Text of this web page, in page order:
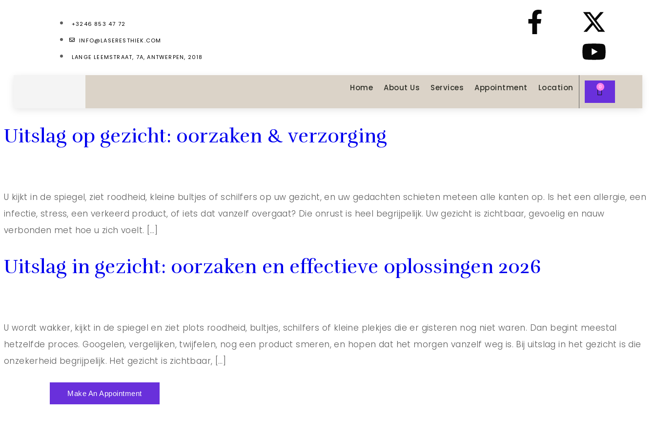
+3246 853 47 72
INFO@LASERESTHIEK.COM
LANGE LEEMSTRAAT, 7A, ANTWERPEN, 2018
Home About Us Services Appointment Location
Uitslag op gezicht: oorzaken & verzorging
U kijkt in de spiegel, ziet roodheid, kleine bultjes of schilfers op uw gezicht, en uw gedachten schieten meteen alle kanten op. Is het een allergie, een
infectie, stress, een verkeerd product, of iets dat vanzelf overgaat? Die onrust is heel begrijpelijk. Uw gezicht is zichtbaar, gevoelig en nauw
verbonden met hoe u zich voelt. […]
Uitslag in gezicht: oorzaken en effectieve oplossingen 2026
U wordt wakker, kijkt in de spiegel en ziet plots roodheid, bultjes, schilfers of kleine plekjes die er gisteren nog niet waren. Dan begint meestal
hetzelfde proces. Googelen, vergelijken, twijfelen, nog een product smeren, en hopen dat het morgen vanzelf weg is. Bij uitslag in het gezicht is die
onzekerheid begrijpelijk. Het gezicht is zichtbaar, […]
Make An Appointment